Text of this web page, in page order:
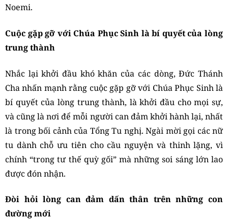
Noemi.
Cuộc gặp gỡ với Chúa Phục Sinh là bí quyết của lòng
trung thành
Nhắc lại khởi đầu khó khăn của các dòng, Đức Thánh
Cha nhấn mạnh rằng cuộc gặp gỡ với Chúa Phục Sinh là
bí quyết của lòng trung thành, là khởi đầu cho mọi sự,
và cũng là nơi để mỗi người can đảm khởi hành lại, nhất
là trong bối cảnh của Tổng Tu nghị. Ngài mời gọi các nữ
tu dành chỗ ưu tiên cho cầu nguyện và thinh lặng, vì
chính “trong tư thế quỳ gối” mà những soi sáng lớn lao
được đón nhận.
Đòi hỏi lòng can đảm dấn thân trên những con
đường mới